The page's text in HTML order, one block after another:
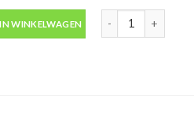
400ml Motip 07164 aantal
IN WINKELWAGEN
Industrial lak